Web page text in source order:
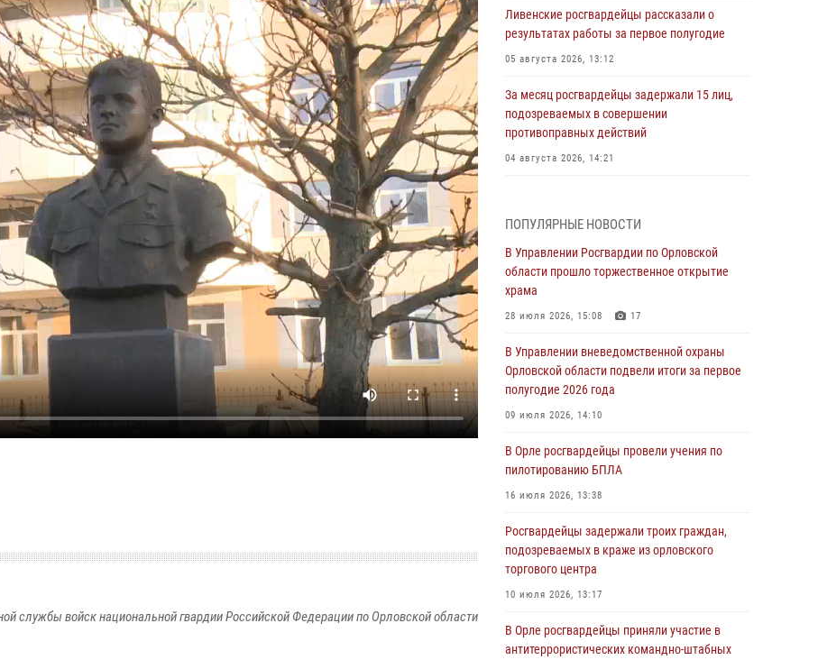
службы войск национальной гвардии Российской Федерации по Орловской области
Ливенские росгвардейцы рассказали о
результатах работы за первое полугодие
05 августа 2026, 13:12
За месяц росгвардейцы задержали 15 лиц,
подозреваемых в совершении
противоправных действий
04 августа 2026, 14:21
За месяц росгвардейцы приняли от граждан
более 800 заявлений о предоставлении
госуслуг
Росгвардейцы обеспечили безопасность во
время празднования Дня ВДВ
03 августа 2026, 14:23
В Орле росгвардейцы приняли участие в
учениях на избирательном участке
31 июля 2026, 13:21
Жительница Мценска сдала в Росгвардию
незарегистрированное ружьё
31 июля 2026, 13:16
ПОПУЛЯРНЫЕ НОВОСТИ
В Управлении Росгвардии по Орловской
области прошло торжественное открытие
храма
28 июля 2026, 15:08 17
В Управлении вневедомственной охраны
Орловской области подвели итоги за первое
полугодие 2026 года
09 июля 2026, 14:10
В Орле росгвардейцы провели учения по
пилотированию БПЛА
16 июля 2026, 13:38
Росгвардейцы задержали троих граждан,
подозреваемых в краже из орловского
торгового центра
10 июля 2026, 13:17
В Орле росгвардейцы приняли участие в
антитеррористических командно-штабных